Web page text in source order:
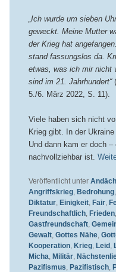
„Ich wurde um sieben
geweckt. Meine Mutter
der Krieg hat
stand fassungslos da.
etwas, was ich mir nicht
sind im 21. Jahrhundert“
5./6. März 2022, S. 11).
Viele haben sich nicht
Krieg gibt. In der
Und dann kam er doch
nachvollziehbar ist.
Veröffentlicht unter
Angriffskrieg, Bedrohung,
Diktatur, Einigkeit, Fair,
Freundschaftlich, Frieden,
Gastfreundschaft,
Gewalt, Gottes Nähe,
Kooperation, Krieg, Leid,
Micha, Militär,
Pazifismus, Pazifistisch,